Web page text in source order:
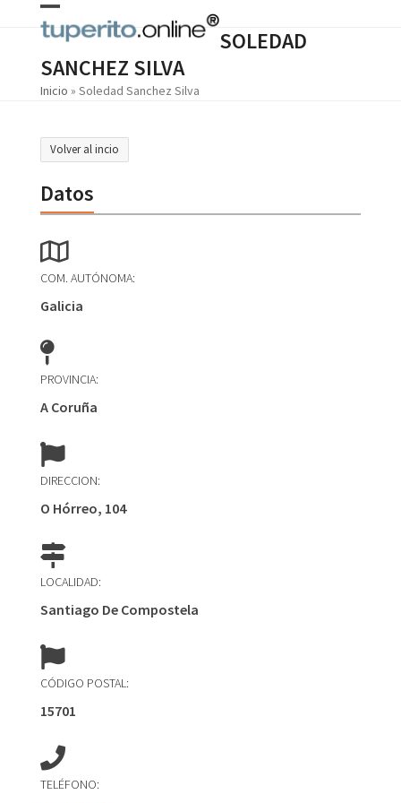
Open
mobile
menu
Close
mobile
menu
SOLEDAD
SANCHEZ SILVA
Inicio » Soledad Sanchez Silva
Volver al incio
Datos
COM. AUTÓNOMA:
Galicia
PROVINCIA:
A Coruña
DIRECCION:
O Hórreo, 104
LOCALIDAD:
Santiago De Compostela
CÓDIGO POSTAL:
15701
TELÉFONO: